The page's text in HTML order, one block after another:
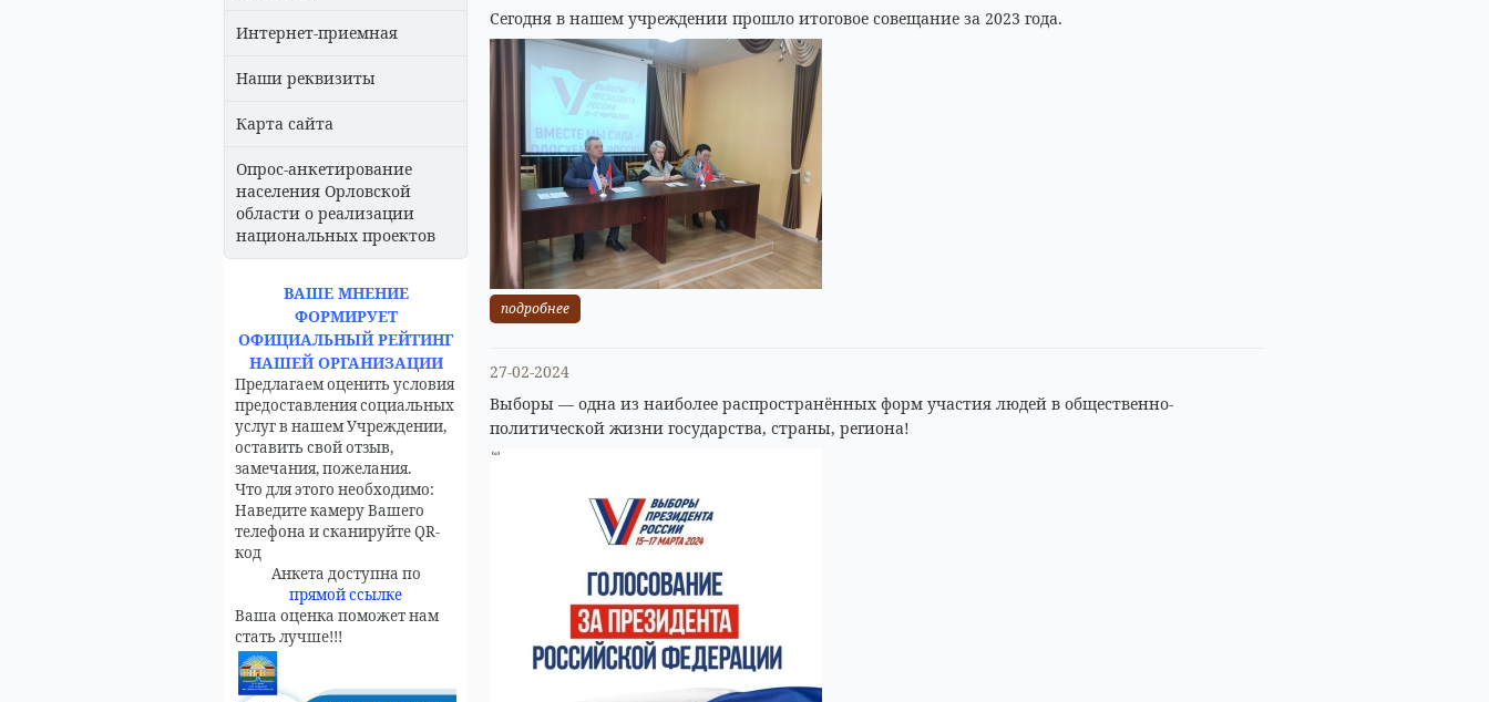
Интернет-приемная
Наши реквизиты
Карта сайта
Опрос-анкетирование
населения Орловской
области о реализации
национальных проектов
ВАШЕ МНЕНИЕ
ФОРМИРУЕТ
ОФИЦИАЛЬНЫЙ РЕЙТИНГ
НАШЕЙ ОРГАНИЗАЦИИ
Предлагаем оценить условия
предоставления социальных
услуг в нашем Учреждении,
оставить свой отзыв,
замечания, пожелания.
Что для этого необходимо:
Наведите камеру Вашего
телефона и сканируйте QR-
код
Анкета доступна по
прямой ссылке
Ваша оценка поможет нам
стать лучше!!!
Сегодня в нашем учреждении прошло итоговое совещание за 2023 года.
подробнее
27-02-2024
Выборы — одна из наиболее распространённых форм участия людей в общественно-
политической жизни государства, страны, региона!